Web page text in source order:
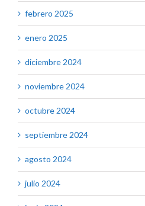
febrero 2025
enero 2025
diciembre 2024
noviembre 2024
octubre 2024
septiembre 2024
agosto 2024
julio 2024